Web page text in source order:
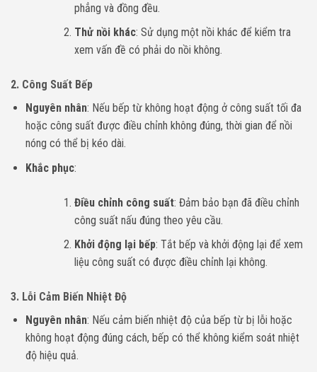
phẳng và đồng đều.
Thử nồi khác: Sử dụng một nồi khác để kiểm tra
xem vấn đề có phải do nồi không.
2. Công Suất Bếp
Nguyên nhân: Nếu bếp từ không hoạt động ở công suất tối đa
hoặc công suất được điều chỉnh không đúng, thời gian để nồi
nóng có thể bị kéo dài.
Khắc phục:
Điều chỉnh công suất: Đảm bảo bạn đã điều chỉnh
công suất nấu đúng theo yêu cầu.
Khởi động lại bếp: Tắt bếp và khởi động lại để xem
liệu công suất có được điều chỉnh lại không.
3. Lỗi Cảm Biến Nhiệt Độ
Nguyên nhân: Nếu cảm biến nhiệt độ của bếp từ bị lỗi hoặc
không hoạt động đúng cách, bếp có thể không kiểm soát nhiệt
độ hiệu quả.